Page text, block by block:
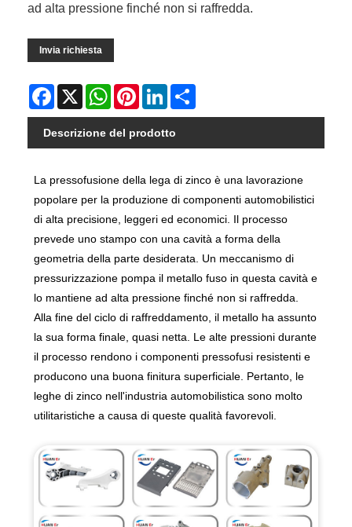
ad alta pressione finché non si raffredda.
Invia richiesta
Facebook
X WhatsAppPinterestLinkedIn
Descrizione del prodotto
La pressofusione della lega di zinco è una lavorazione
popolare per la produzione di componenti automobilistici
di alta precisione, leggeri ed economici. Il processo
prevede uno stampo con una cavità a forma della
geometria della parte desiderata. Un meccanismo di
pressurizzazione pompa il metallo fuso in questa cavità e
lo mantiene ad alta pressione finché non si raffredda.
Alla fine del ciclo di raffreddamento, il metallo ha assunto
la sua forma finale, quasi netta. Le alte pressioni durante
il processo rendono i componenti pressofusi resistenti e
producono una buona finitura superficiale. Pertanto, le
leghe di zinco nell'industria automobilistica sono molto
utilitaristiche a causa di queste qualità favorevoli.